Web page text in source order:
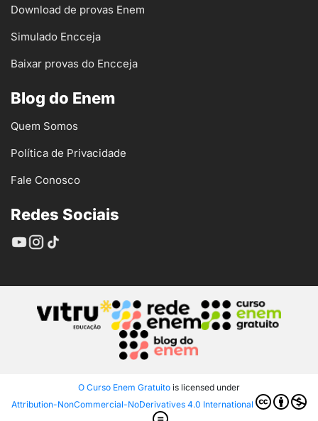
Download de provas Enem
Simulado Encceja
Baixar provas do Encceja
Blog do Enem
Quem Somos
Política de Privacidade
Fale Conosco
Redes Sociais
O Curso Enem Gratuito is licensed under
Attribution-NonCommercial-NoDerivatives 4.0 International